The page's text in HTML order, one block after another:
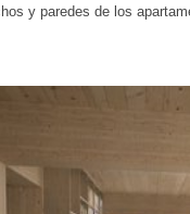
y paredes de los